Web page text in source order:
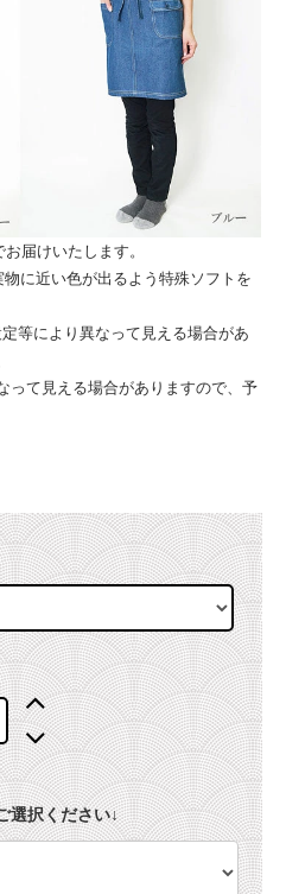
届けいたします。
に近い色が出るよう特殊ソフトを
等により異なって見える場合があ
って見える場合がありますので、予
選択ください↓